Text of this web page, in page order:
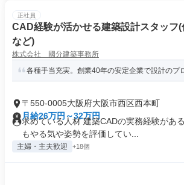
正社員
CAD経験が活かせる建築設計スタッフ
など)
株式会社 國分建築事務所
各種手当充実。創業40年の安定企業で設計のプ
〒550-0005大阪府大阪市西区西本町
月給26万円～32万円
求めている人材 建築CADの実務経験があ
もやる気や姿勢を評価してい...
主婦・主夫歓迎 +18個